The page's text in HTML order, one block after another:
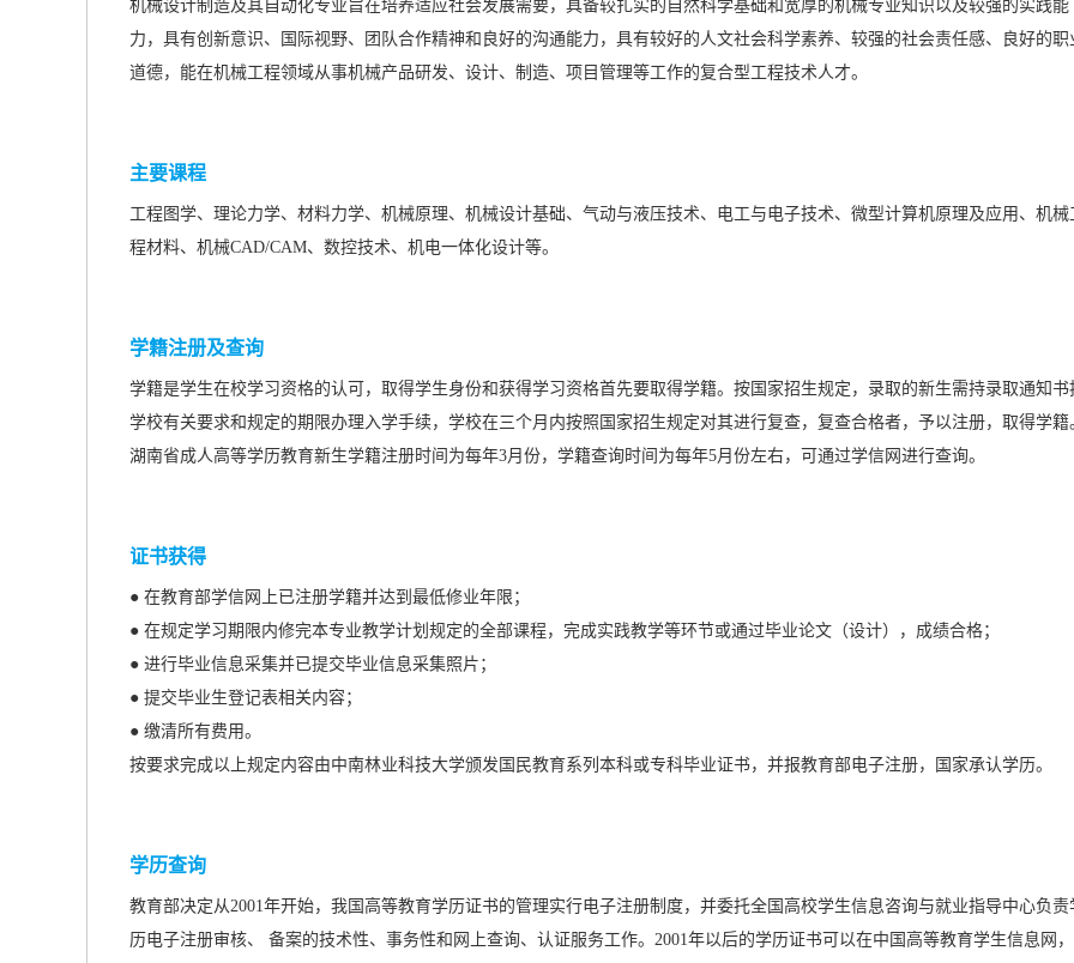
机械设计制造及其自动化专业旨在培养适应社会发展需要，具备较扎实的自然科学基础和宽厚的机械专业知识以及较强的实践能
力，具有创新意识、国际视野、团队合作精神和良好的沟通能力，具有较好的人文社会科学素养、较强的社会责任感、良好的职
道德，能在机械工程领域从事机械产品研发、设计、制造、项目管理等工作的复合型工程技术人才。
主要课程
工程图学、理论力学、材料力学、机械原理、机械设计基础、气动与液压技术、电工与电子技术、微型计算机原理及应用、机械
程材料、机械CAD/CAM、数控技术、机电一体化设计等。
学籍注册及查询
学籍是学生在校学习资格的认可，取得学生身份和获得学习资格首先要取得学籍。按国家招生规定，录取的新生需持录取通知书
学校有关要求和规定的期限办理入学手续，学校在三个月内按照国家招生规定对其进行复查，复查合格者，予以注册，取得学籍
湖南省成人高等学历教育新生学籍注册时间为每年3月份，学籍查询时间为每年5月份左右，可通过学信网进行查询。
证书获得
● 在教育部学信网上已注册学籍并达到最低修业年限；
● 在规定学习期限内修完本专业教学计划规定的全部课程，完成实践教学等环节或通过毕业论文（设计），成绩合格；
● 进行毕业信息采集并已提交毕业信息采集照片；
● 提交毕业生登记表相关内容；
● 缴清所有费用。
按要求完成以上规定内容由中南林业科技大学颁发国民教育系列本科或专科毕业证书，并报教育部电子注册，国家承认学历。
学历查询
教育部决定从2001年开始，我国高等教育学历证书的管理实行电子注册制度，并委托全国高校学生信息咨询与就业指导中心负责
历电子注册审核、 备案的技术性、事务性和网上查询、认证服务工作。2001年以后的学历证书可以在中国高等教育学生信息网